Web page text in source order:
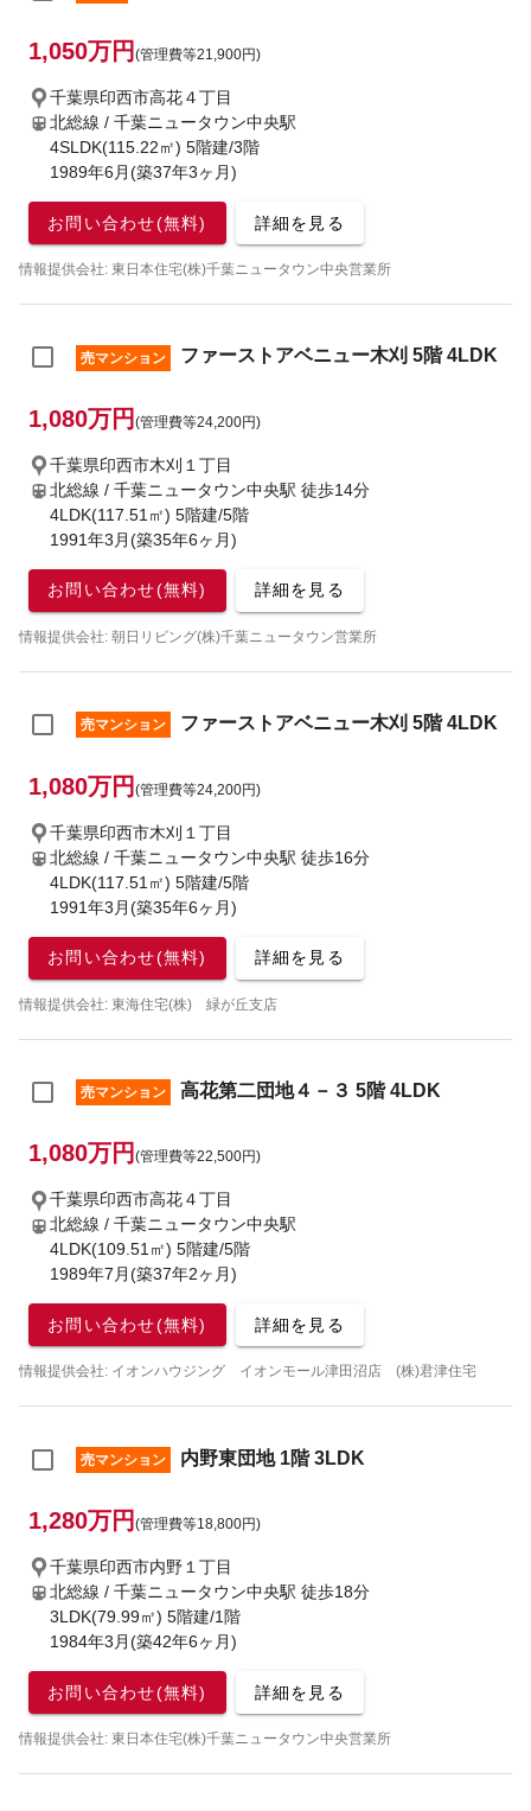
1,050万円 (管理費等21,900円)
千葉県印西市高花４丁目
北総線 / 千葉ニュータウン中央駅
4SLDK(115.22㎡) 5階建/3階
1989年6月(築37年3ヶ月)
お問い合わせ(無料) 詳細を見る
情報提供会社: 東日本住宅(株)千葉ニュータウン中央営業所
売マンション ファーストアベニュー木刈 5階 4LDK
1,080万円 (管理費等24,200円)
千葉県印西市木刈１丁目
北総線 / 千葉ニュータウン中央駅 徒歩14分
4LDK(117.51㎡) 5階建/5階
1991年3月(築35年6ヶ月)
お問い合わせ(無料) 詳細を見る
情報提供会社: 朝日リビング(株)千葉ニュータウン営業所
売マンション ファーストアベニュー木刈 5階 4LDK
1,080万円 (管理費等24,200円)
千葉県印西市木刈１丁目
北総線 / 千葉ニュータウン中央駅 徒歩16分
4LDK(117.51㎡) 5階建/5階
1991年3月(築35年6ヶ月)
お問い合わせ(無料) 詳細を見る
情報提供会社: 東海住宅(株) 緑が丘支店
売マンション 高花第二団地４－３ 5階 4LDK
1,080万円 (管理費等22,500円)
千葉県印西市高花４丁目
北総線 / 千葉ニュータウン中央駅
4LDK(109.51㎡) 5階建/5階
1989年7月(築37年2ヶ月)
お問い合わせ(無料) 詳細を見る
情報提供会社: イオンハウジング イオンモール津田沼店 (株)君津住宅
売マンション 内野東団地 1階 3LDK
1,280万円 (管理費等18,800円)
千葉県印西市内野１丁目
北総線 / 千葉ニュータウン中央駅 徒歩18分
3LDK(79.99㎡) 5階建/1階
1984年3月(築42年6ヶ月)
お問い合わせ(無料) 詳細を見る
情報提供会社: 東日本住宅(株)千葉ニュータウン中央営業所